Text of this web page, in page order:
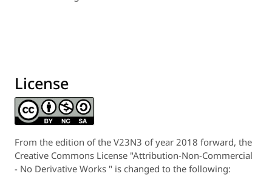
License
From the edition of the V23N3 of year 2018 forward, the
Creative Commons License "Attribution-Non-Commercial
- No Derivative Works " is changed to the following: